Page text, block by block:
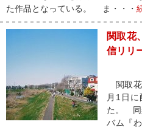
た作品となっている。 ま・・・
関取花
信リリ
関取花
月1日
た。 同
バム『